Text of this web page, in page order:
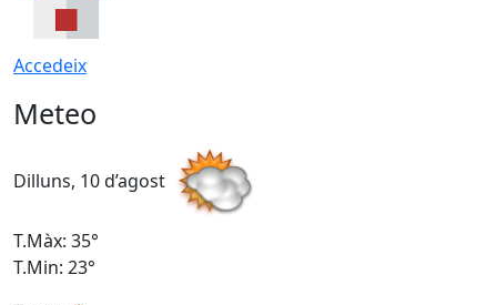
Accedeix
Meteo
Dilluns, 10 d’agost
T.Màx: 35°
T.Min: 23°